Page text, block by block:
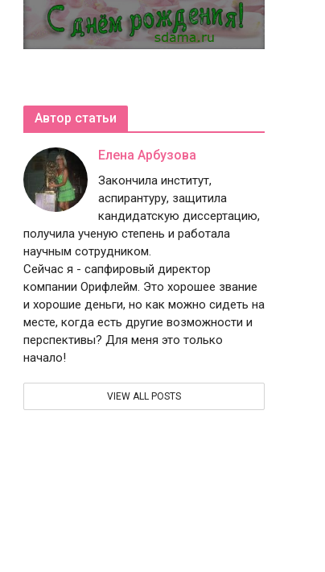
Автор статьи
Елена Арбузова
Закончила институт,
аспирантуру, защитила
кандидатскую диссертацию,
получила ученую степень и работала
научным сотрудником.
Сейчас я - сапфировый директор
компании Орифлейм. Это хорошее звание
и хорошие деньги, но как можно сидеть на
месте, когда есть другие возможности и
перспективы? Для меня это только
начало!
VIEW ALL POSTS